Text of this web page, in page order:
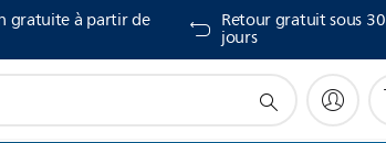
gratuite à partir de Retour gratuit sous 30
jours